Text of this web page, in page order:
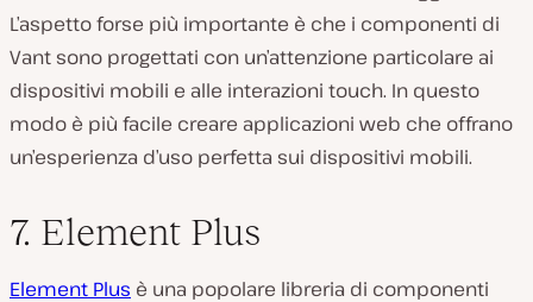
L’aspetto forse più importante è che i componenti di
Vant sono progettati con un’attenzione particolare ai
dispositivi mobili e alle interazioni touch. In questo
modo è più facile creare applicazioni web che offrano
un’esperienza d’uso perfetta sui dispositivi mobili.
7. Element Plus
Element Plus è una popolare libreria di componenti